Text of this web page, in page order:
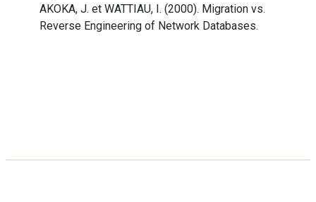
AKOKA, J. et WATTIAU, I. (2000). Migration vs.
Reverse Engineering of Network Databases.